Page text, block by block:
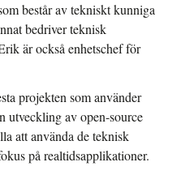
består av tekniskt kunniga
bedriver teknisk
är också enhetschef för
projekten som använder
utveckling av open-source
att använda de teknisk
på realtidsapplikationer.